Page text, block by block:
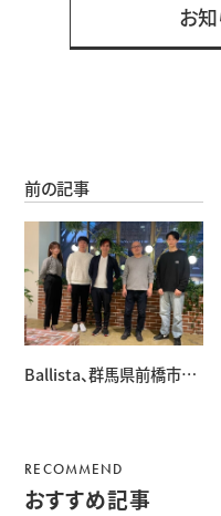
お
前の記事
Ballista、群馬県前橋市に
オフィス空間「GITY」での
価値創出とデジタル田園
RECOMMEND
おすすめ記事